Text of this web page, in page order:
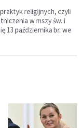
religijnych, czyli
w mszy św. i
13 października br. we